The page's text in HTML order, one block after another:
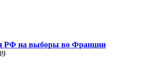
РФ на выборы во Франции